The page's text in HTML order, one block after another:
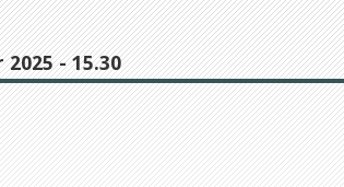
- 15.30